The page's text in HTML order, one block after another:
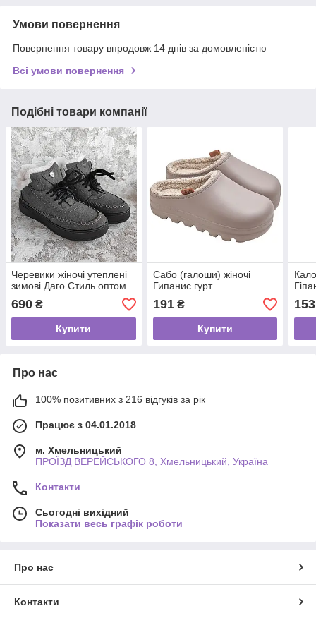
Умови повернення
Повернення товару впродовж 14 днів за домовленістю
Всі умови повернення
Подібні товари компанії
Черевики жіночі утеплені
зимові Даго Стиль оптом
690 ₴
Купити
Сабо (галоши) жіночі
Гипанис гурт
191₴
Купити
153
Про нас
100% позитивних з 216 відгуків за рік
Працює з 04.01.2018
м. Хмельницький
ПРОЇЗД ВЕРЕЙСЬКОГО 8, Хмельницький, Україна
Контакти
Сьогодні вихідний
Показати весь графік роботи
Про нас
Контакти